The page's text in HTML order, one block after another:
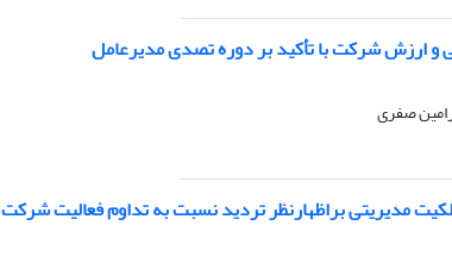
و ارزش شرکت با تأکید بر دوره تصدی مدیرعامل
صفری
مدیریتی براظهارنظر تردید نسبت به تداوم فعالیت شرکت